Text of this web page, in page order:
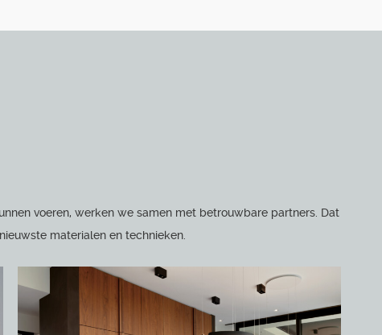
voeren, werken we samen met betrouwbare partners. Dat
materialen en technieken.